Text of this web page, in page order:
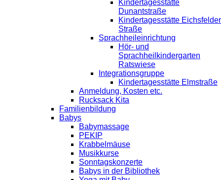
Kindertagesstätte
Dunantstraße
Kindertagesstätte Eichsfelder
Straße
Sprachheileinrichtung
Hör- und
Sprachheilkindergarten
Ratswiese
Integrationsgruppe
Kindertagesstätte Elmstraße
Anmeldung, Kosten etc.
Rucksack Kita
Familienbildung
Babys
Babymassage
PEKIP
Krabbelmäuse
Musikkurse
Sonntagskonzerte
Babys in der Bibliothek